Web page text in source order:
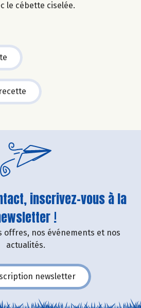
le cébette ciselée.
inscrivez-vous à la
!
offres, nos événements et nos
actualités.
newsletter